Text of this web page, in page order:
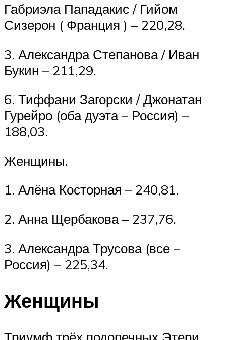
Габриэла Пападакис / Гийом
Сизерон ( Франция ) – 220,28.
3. Александра Степанова / Иван
Букин – 211,29.
6. Тиффани Загорски / Джонатан
Гурейро (оба дуэта – Россия) –
188,03.
Женщины.
1. Алёна Косторная – 240,81.
2. Анна Щербакова – 237,76.
3. Александра Трусова (все –
Россия) – 225,34.
Женщины